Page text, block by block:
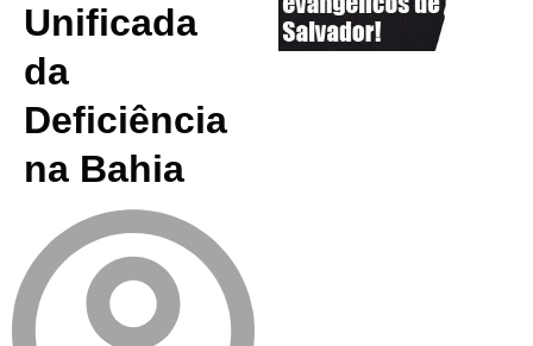
Unificada
da
Deficiência
na Bahia